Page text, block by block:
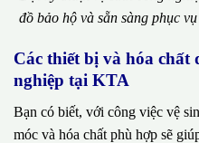
đồ bảo hộ và sẵn sàng phục
Các thiết bị và hóa chất
nghiệp tại KTA
Bạn có biết, với công việc vệ
móc và hóa chất phù hợp sẽ